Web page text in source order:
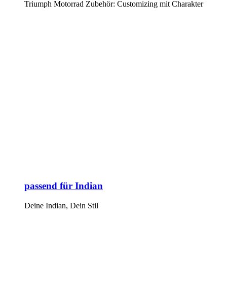
Triumph Motorrad Zubehör: Customizing mit Charakter
passend für Indian
Deine Indian, Dein Stil